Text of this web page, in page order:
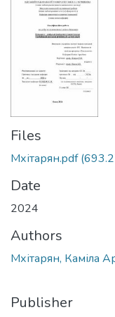
Files
Мхітарян.pdf
Date
2024
Authors
Мхітарян, Каміла
Publisher